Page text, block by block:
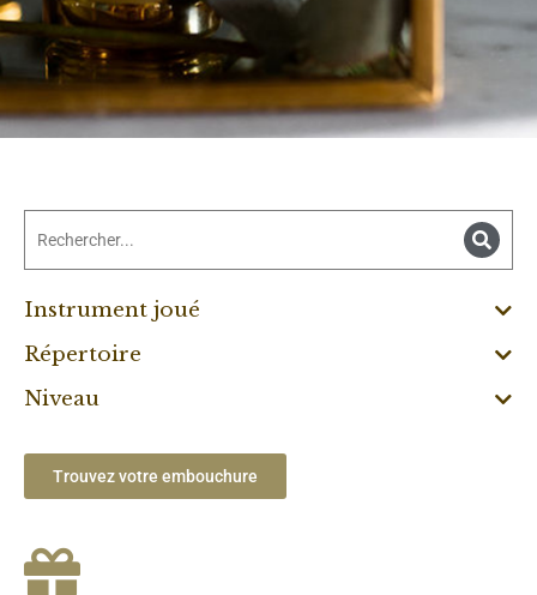
Instrument joué
Répertoire
Niveau
Trouvez votre embouchure